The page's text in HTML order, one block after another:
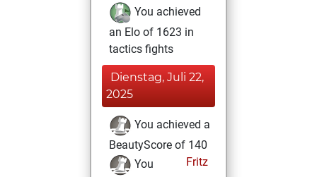
You achieved
an Elo of 1623 in
tactics fights
Dienstag, Juli 22,
2025
You achieved a
BeautyScore of 140
Fritz
You